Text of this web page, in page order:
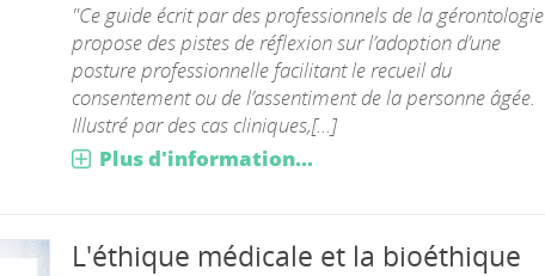
"Ce guide écrit par des professionnels de la gérontologie
propose des pistes de réflexion sur l’adoption d’une
posture professionnelle facilitant le recueil du
consentement ou de l’assentiment de la personne âgée.
Illustré par des cas cliniques,[...]
Plus d'information...
L'éthique médicale et la bioéthique